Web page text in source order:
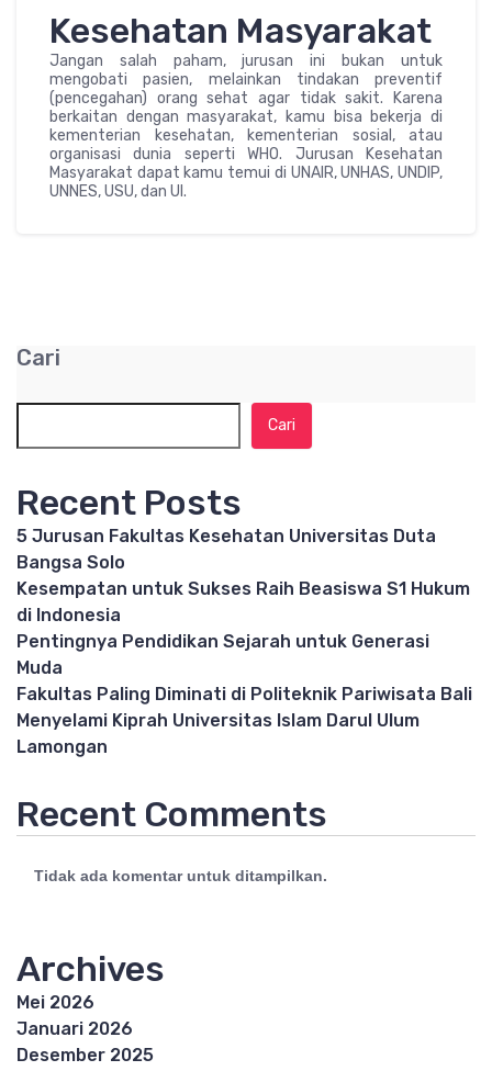
Kesehatan Masyarakat
Jangan salah paham, jurusan ini bukan untuk
mengobati pasien, melainkan tindakan preventif
(pencegahan) orang sehat agar tidak sakit. Karena
berkaitan dengan masyarakat, kamu bisa bekerja di
kementerian kesehatan, kementerian sosial, atau
organisasi dunia seperti WHO. Jurusan Kesehatan
Masyarakat dapat kamu temui di UNAIR, UNHAS, UNDIP,
UNNES, USU, dan UI.
Cari
Cari
Recent Posts
5 Jurusan Fakultas Kesehatan Universitas Duta
Bangsa Solo
Kesempatan untuk Sukses Raih Beasiswa S1 Hukum
di Indonesia
Pentingnya Pendidikan Sejarah untuk Generasi
Muda
Fakultas Paling Diminati di Politeknik Pariwisata Bali
Menyelami Kiprah Universitas Islam Darul Ulum
Lamongan
Recent Comments
Tidak ada komentar untuk ditampilkan.
Archives
Mei 2026
Januari 2026
Desember 2025